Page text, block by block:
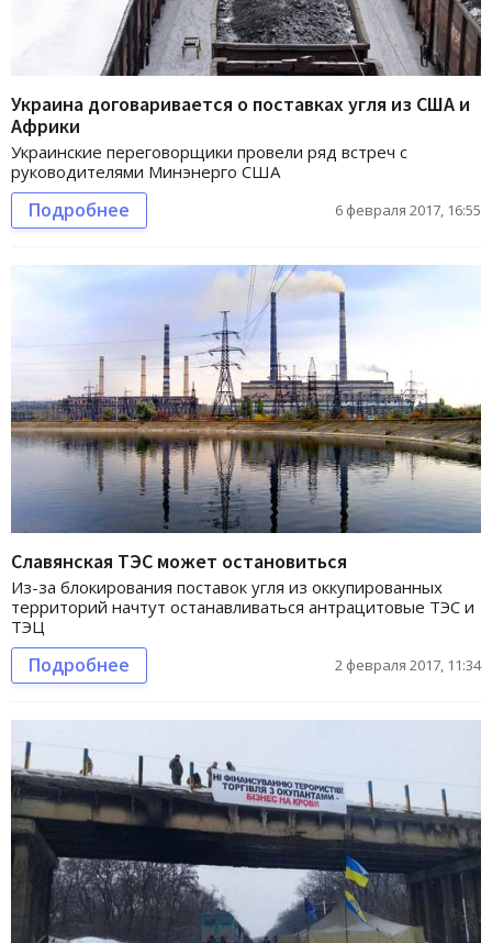
Украина договаривается о поставках угля из США и
Африки
Украинские переговорщики провели ряд встреч с
руководителями Минэнерго США
Подробнее 6 февраля 2017, 16:55
Славянская ТЭС может остановиться
Из-за блокирования поставок угля из оккупированных
территорий начтут останавливаться антрацитовые ТЭС и
ТЭЦ
Подробнее 2 февраля 2017, 11:34